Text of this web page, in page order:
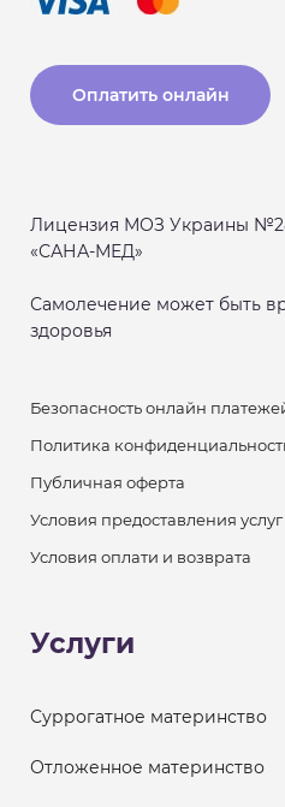
Оплатить онлайн
Лицензия МОЗ Украины
«САНА-МЕД»
Самолечение может быть
здоровья
Безопасность онлайн
Политика
Публичная оферта
Условия предоставления услуг
Условия оплати и возврата
Услуги
Суррогатное материнство
Отложенное материнство